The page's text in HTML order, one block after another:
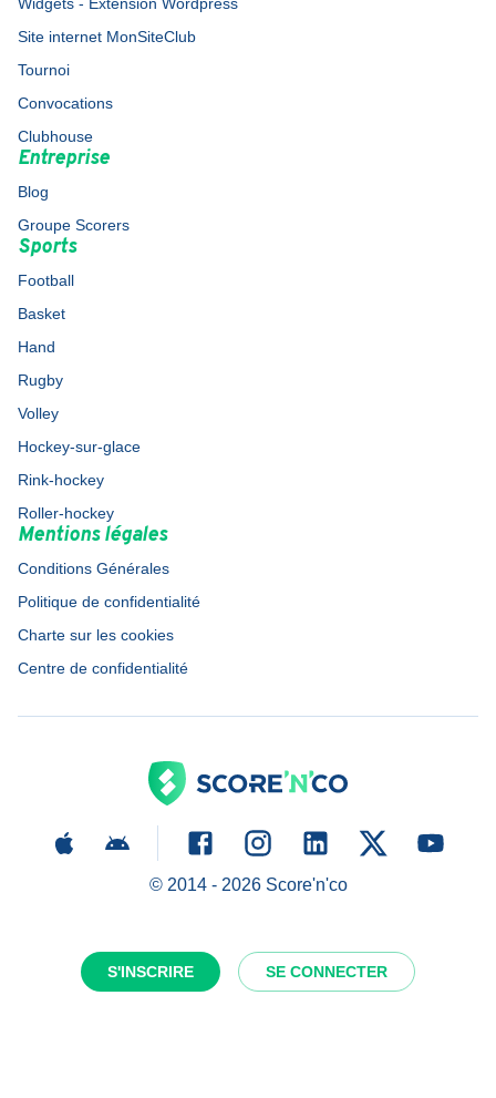
S'INSCRIRE SE CONNECTER
Site internet MonSiteClub
Tournoi
Convocations
Clubhouse
Entreprise
Blog
Groupe Scorers
Sports
Football
Basket
Hand
Rugby
Volley
Hockey-sur-glace
Rink-hockey
Roller-hockey
Mentions légales
Conditions Générales
Politique de confidentialité
Charte sur les cookies
Centre de confidentialité
© 2014 - 2026Score'n'co